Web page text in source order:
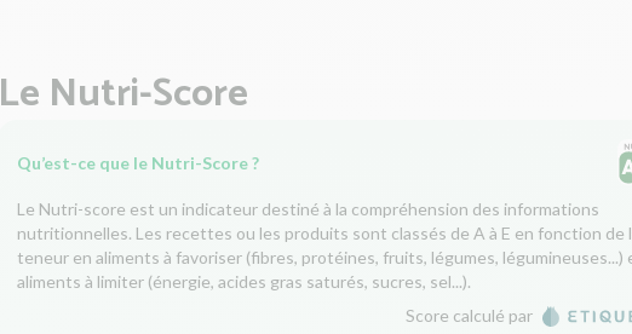
Le Nutri-Score
Qu’est-ce que le Nutri-Score ?
Le Nutri-score est un indicateur destiné à la compréhension des informations
nutritionnelles. Les recettes ou les produits sont classés de A à E en fonction de
teneur en aliments à favoriser (fibres, protéines, fruits, légumes, légumineuses...)
aliments à limiter (énergie, acides gras saturés, sucres, sel...).
Score calculé par